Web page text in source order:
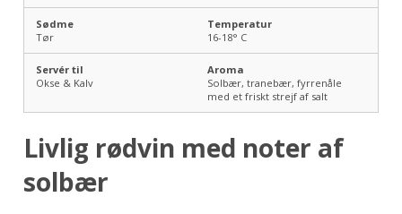
Sødme
Tør
Temperatur
16-18° C
Servér til
Okse & Kalv
Aroma
Solbær, tranebær, fyrrenåle
med et friskt strejf af salt
Livlig rødvin med noter af
solbær